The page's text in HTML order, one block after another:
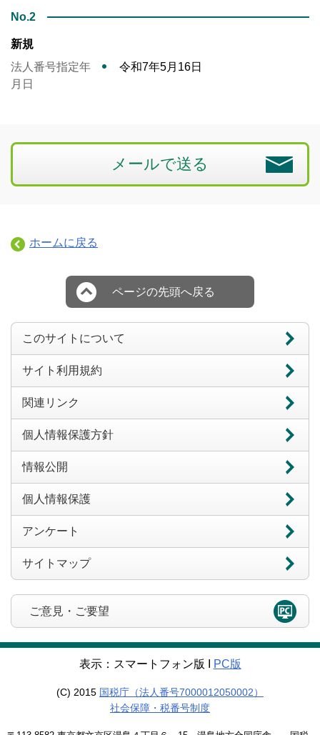
No.2
新規
法人番号指定年
月日
令和7年5月16日
メールで送る
ホームに戻る
ページの先頭へ戻る
このサイトについて
サイト利用規約
関連リンク
個人情報保護方針
情報公開
個人情報保護
アンケート
サイトマップ
ご意見・ご要望
表示：スマートフォン版 Ι PC版
(C) 2015 国税庁（法人番号7000012050002）
社会保障・税番号制度